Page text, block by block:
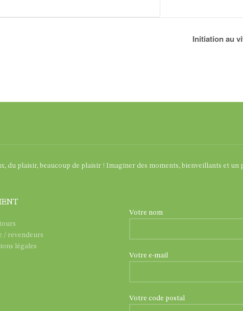
Initiation au
du plaisir, beaucoup de plaisir ! Imaginer des moments, bienveillants et
/ revendeurs
légales
Votre nom
Votre e-mail
Votre code postal